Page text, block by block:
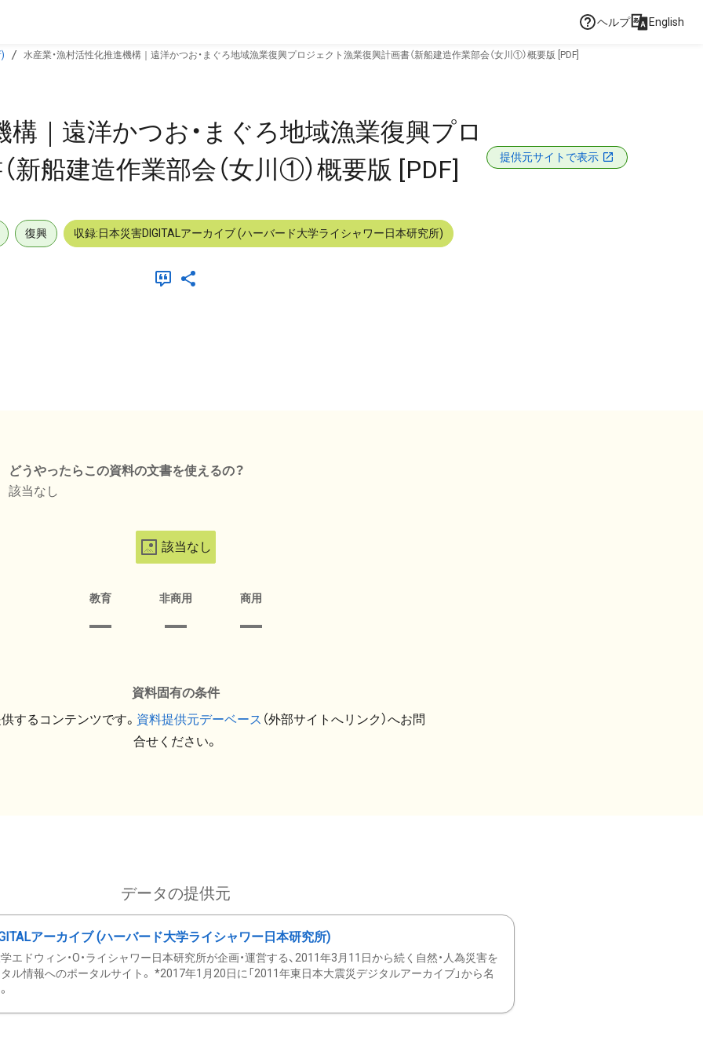
ヘルプ English
水産業・漁村活性化推進機構｜遠洋かつお・まぐろ地域漁業復興プロジェクト漁業復興計画書（新船建造作業部会（女川①）概要版 [PDF]
構｜遠洋かつお・まぐろ地域漁業復興プロ
新船建造作業部会（女川①）概要版 [PDF]
提供元サイトで表示
復興 収録:日本災害DIGITALアーカイブ (ハーバード大学ライシャワー日本研究所)
どうやったらこの資料の文書を使えるの？
該当なし
該当なし
教育 非商用 商用
資料固有の条件
するコンテンツです。 資料提供元デーベース （外部サイトへリンク）へお問
合せください。
データの提供元
アーカイブ (ハーバード大学ライシャワー日本研究所)
エドウィン・O・ライシャワー日本研究所が企画・運営する、2011年3月11日から続く自然・人為災害を
ル情報へのポータルサイト。 *2017年1月20日に「2011年東日本大震災デジタルアーカイブ」から名